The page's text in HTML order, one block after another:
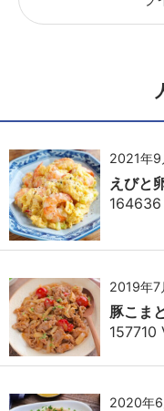
2021年9
えびと
2019年7
豚こま
157710
2020年6